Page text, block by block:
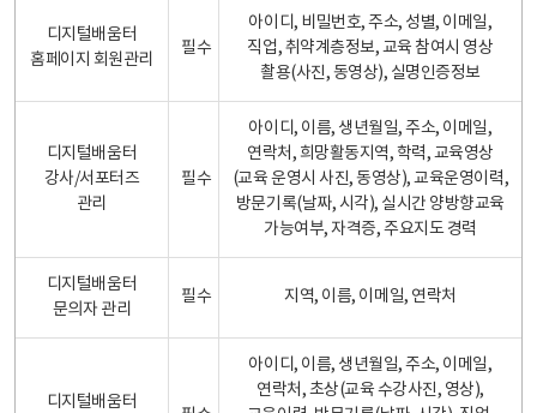
디지털배움터
홈페이지 회원관리
필수
아이디, 비밀번호, 주소, 성별, 이메일,
직업, 취약계층정보, 교육 참여시 영상
촬용(사진, 동영상), 실명인증정보
디지털배움터
강사/서포터즈
관리
필수
아이디, 이름, 생년월일, 주소, 이메일,
연락처, 희망활동지역, 학력, 교육영상
(교육 운영시 사진, 동영상), 교육운영이력,
방문기록(날짜, 시각), 실시간 양방향교육
가능여부, 자격증, 주요지도 경력
디지털배움터
문의자 관리
필수 지역, 이름, 이메일, 연락처
디지털배움터
아이디, 이름, 생년월일, 주소, 이메일,
연락처, 초상(교육 수강사진, 영상),